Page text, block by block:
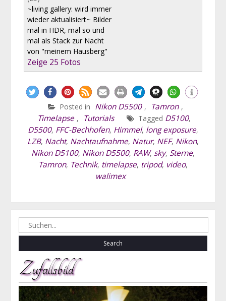
~living gallery: wird immer
wieder aktualisiert~ Bilder
mal in HDR, mal so und
mal als Stack zur Nacht
von "meinem Hausberg"
Zeige 25 Fotos
Posted in Nikon D5500 , Tamron ,
Timelapse , Tutorials Tagged D5100,
D5500, FFC-Bechhofen, Himmel, long exposure,
LZB, Nacht, Nachtaufnahme, Natur, NEF, Nikon,
Nikon D5100, Nikon D5500, RAW, sky, Sterne,
Tamron, Technik, timelapse, tripod, video,
walimex
Search
for:
Zufallsbild